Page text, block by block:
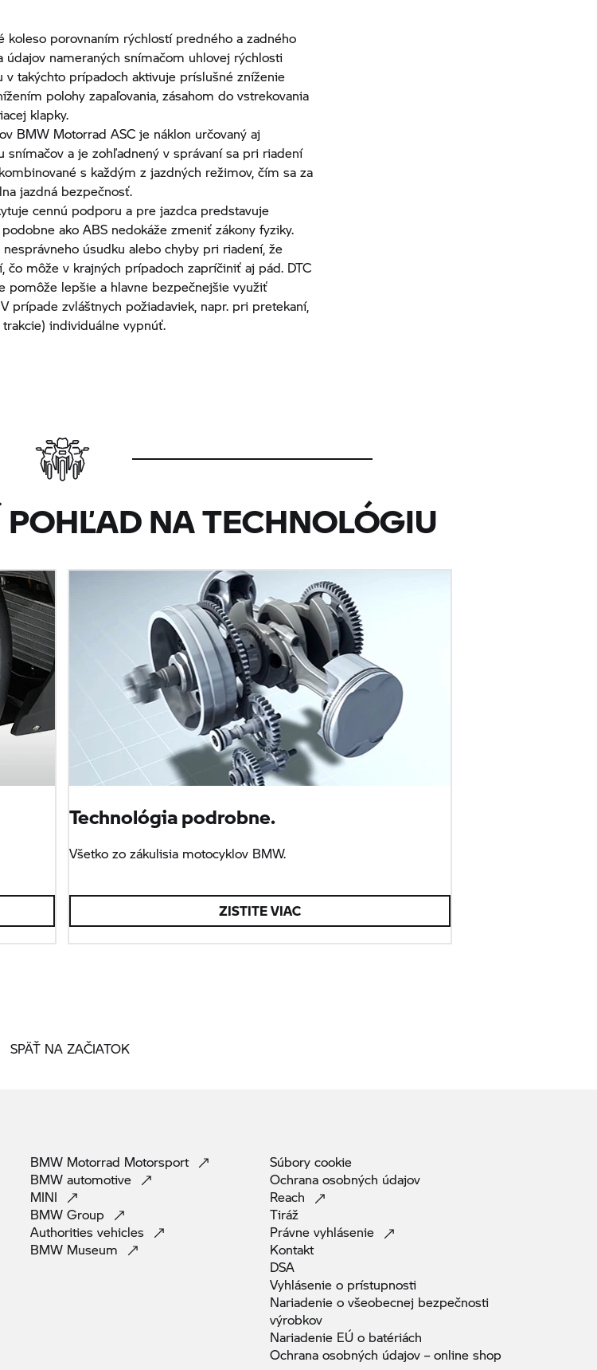
koleso porovnaním rýchlostí predného a zadného
údajov nameraných snímačom uhlovej rýchlosti
v takýchto prípadoch aktivuje príslušné zníženie
polohy zapaľovania, zásahom do vstrekovania
klapky.
BMW Motorrad ASC je náklon určovaný aj
a je zohľadnený v správaní sa pri riadení
s každým z jazdných režimov, čím sa za
jazdná bezpečnosť.
cennú podporu a pre jazdca predstavuje
ako ABS nedokáže zmeniť zákony fyziky.
úsudku alebo chyby pri riadení, že
môže v krajných prípadoch zapríčiniť aj pád. DTC
pomôže lepšie a hlavne bezpečnejšie využiť
prípade zvláštnych požiadaviek, napr. pri pretekaní,
individuálne vypnúť.
NA TECHNOLÓGIU
Technológia podrobne.
Všetko zo zákulisia motocyklov BMW.
ZISTITE VIAC
SPÄŤ NA ZAČIATOK
BMW Motorrad Motorsport
BMW automotive
MINI
BMW Group
Authorities vehicles
BMW Museum
Súbory cookie
Ochrana osobných údajov
Reach
Tiráž
Právne vyhlásenie
Kontakt
DSA
Vyhlásenie o prístupnosti
Nariadenie o všeobecnej bezpečnosti
výrobkov
Nariadenie EÚ o batériách
Ochrana osobných údajov – online shop